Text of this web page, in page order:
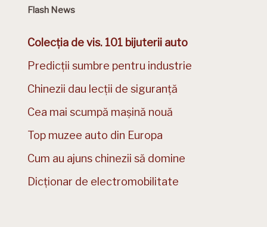
Flash News
Colecția de vis. 101 bijuterii auto
Predicții sumbre pentru industrie
Chinezii dau lecții de siguranță
Cea mai scumpă mașină nouă
Top muzee auto din Europa
Cum au ajuns chinezii să domine
Dicționar de electromobilitate